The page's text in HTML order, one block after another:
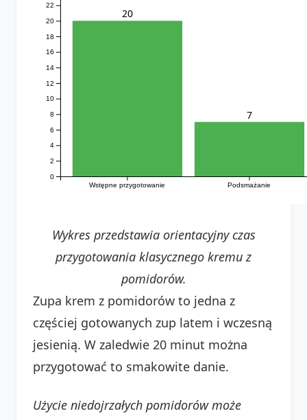
Wstępne przygotowanie Podsmażanie
0
2
4
6
8
10
12
14
16
18
20
22
20
7
Wykres przedstawia orientacyjny czas
przygotowania klasycznego kremu z
pomidorów.
Zupa krem z pomidorów to jedna z
częściej gotowanych zup latem i wczesną
jesienią. W zaledwie 20 minut można
przygotować to smakowite danie.
Użycie niedojrzałych pomidorów może